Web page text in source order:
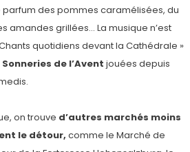
parfum des pommes caramélisées, du
amandes grillées… La musique n’est
quotidiens devant la Cathédrale »
de l’Avent jouées depuis
on trouve d’autres marchés moins
le détour, comme le Marché de